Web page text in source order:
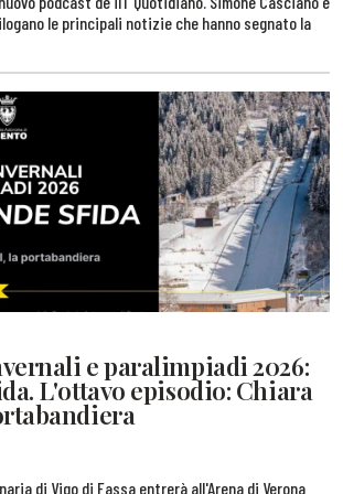
le principali notizie che hanno segnato la
e paralimpiadi 2026:
L'ottavo episodio: Chiara
di Vigo di Fassa entrerà all'Arena di Verona